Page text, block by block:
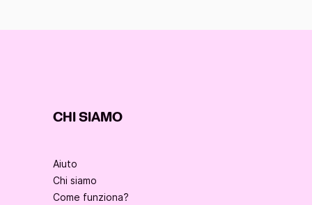
CHI SIAMO
Aiuto
Chi siamo
Come funziona?